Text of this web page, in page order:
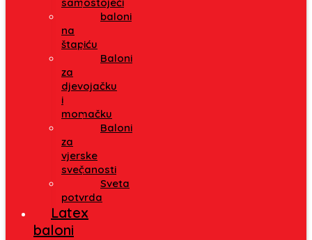
baloni
na
štapiću
Baloni
za
djevojačku
i
momačku
Baloni
za
vjerske
svečanosti
Sveta
potvrda
Latex
baloni